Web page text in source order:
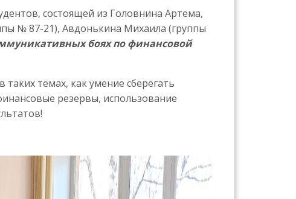
состоящей из Головнина Артема,
№ 87-21), Авдонькина Михаила (группы
боях по финансовой
темах, как умение сберегать
резервы, использование